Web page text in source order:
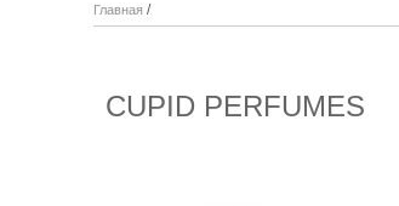
Главная /
CUPID PERFUMES